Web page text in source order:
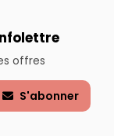
offres
S'abonner